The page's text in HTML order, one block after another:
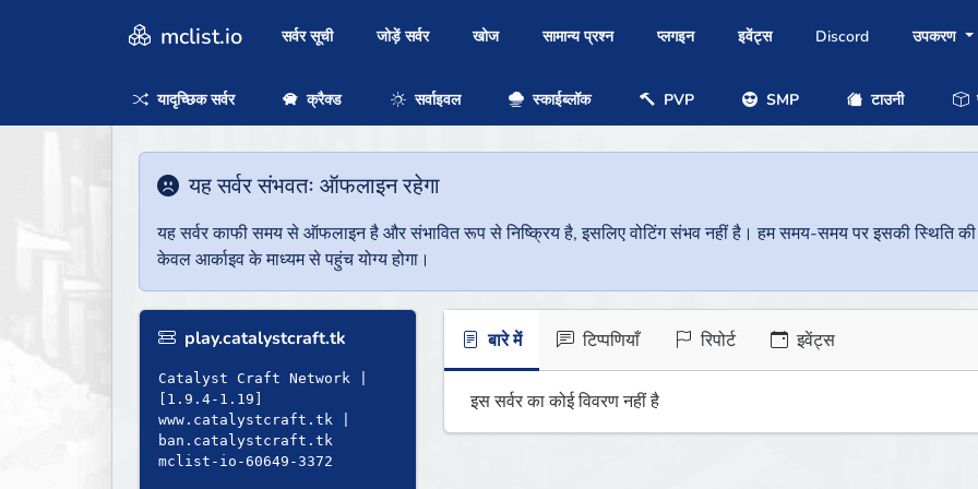
mclist.io सर्वर सूची जोड़ें सर्वर खोज सामान्य प्रश्न प्लगइन इवेंट्स Discord उपकरण
यादृच्छिक सर्वर क्रैक्ड सर्वाइवल स्काईब्लॉक PVP SMP टाउनी
यह सर्वर संभवतः ऑफलाइन रहेगा
यह सर्वर काफी समय से ऑफलाइन है और संभावित रूप से निष्क्रिय है, इसलिए वोटिंग संभव नहीं है। हम समय-समय पर इसकी स्थिति
केवल आर्काइव के माध्यम से पहुंच योग्य होगा।
play.catalystcraft.tk
Catalyst Craft Network |
[1.9.4-1.19]
www.catalystcraft.tk |
ban.catalystcraft.tk
mclist-io-60649-3372
बारे में टिप्पणियाँ रिपोर्ट इवेंट्स
इस सर्वर का कोई विवरण नहीं है